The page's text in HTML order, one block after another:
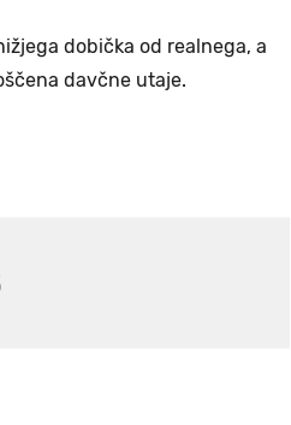
dobička od realnega, a
davčne utaje.